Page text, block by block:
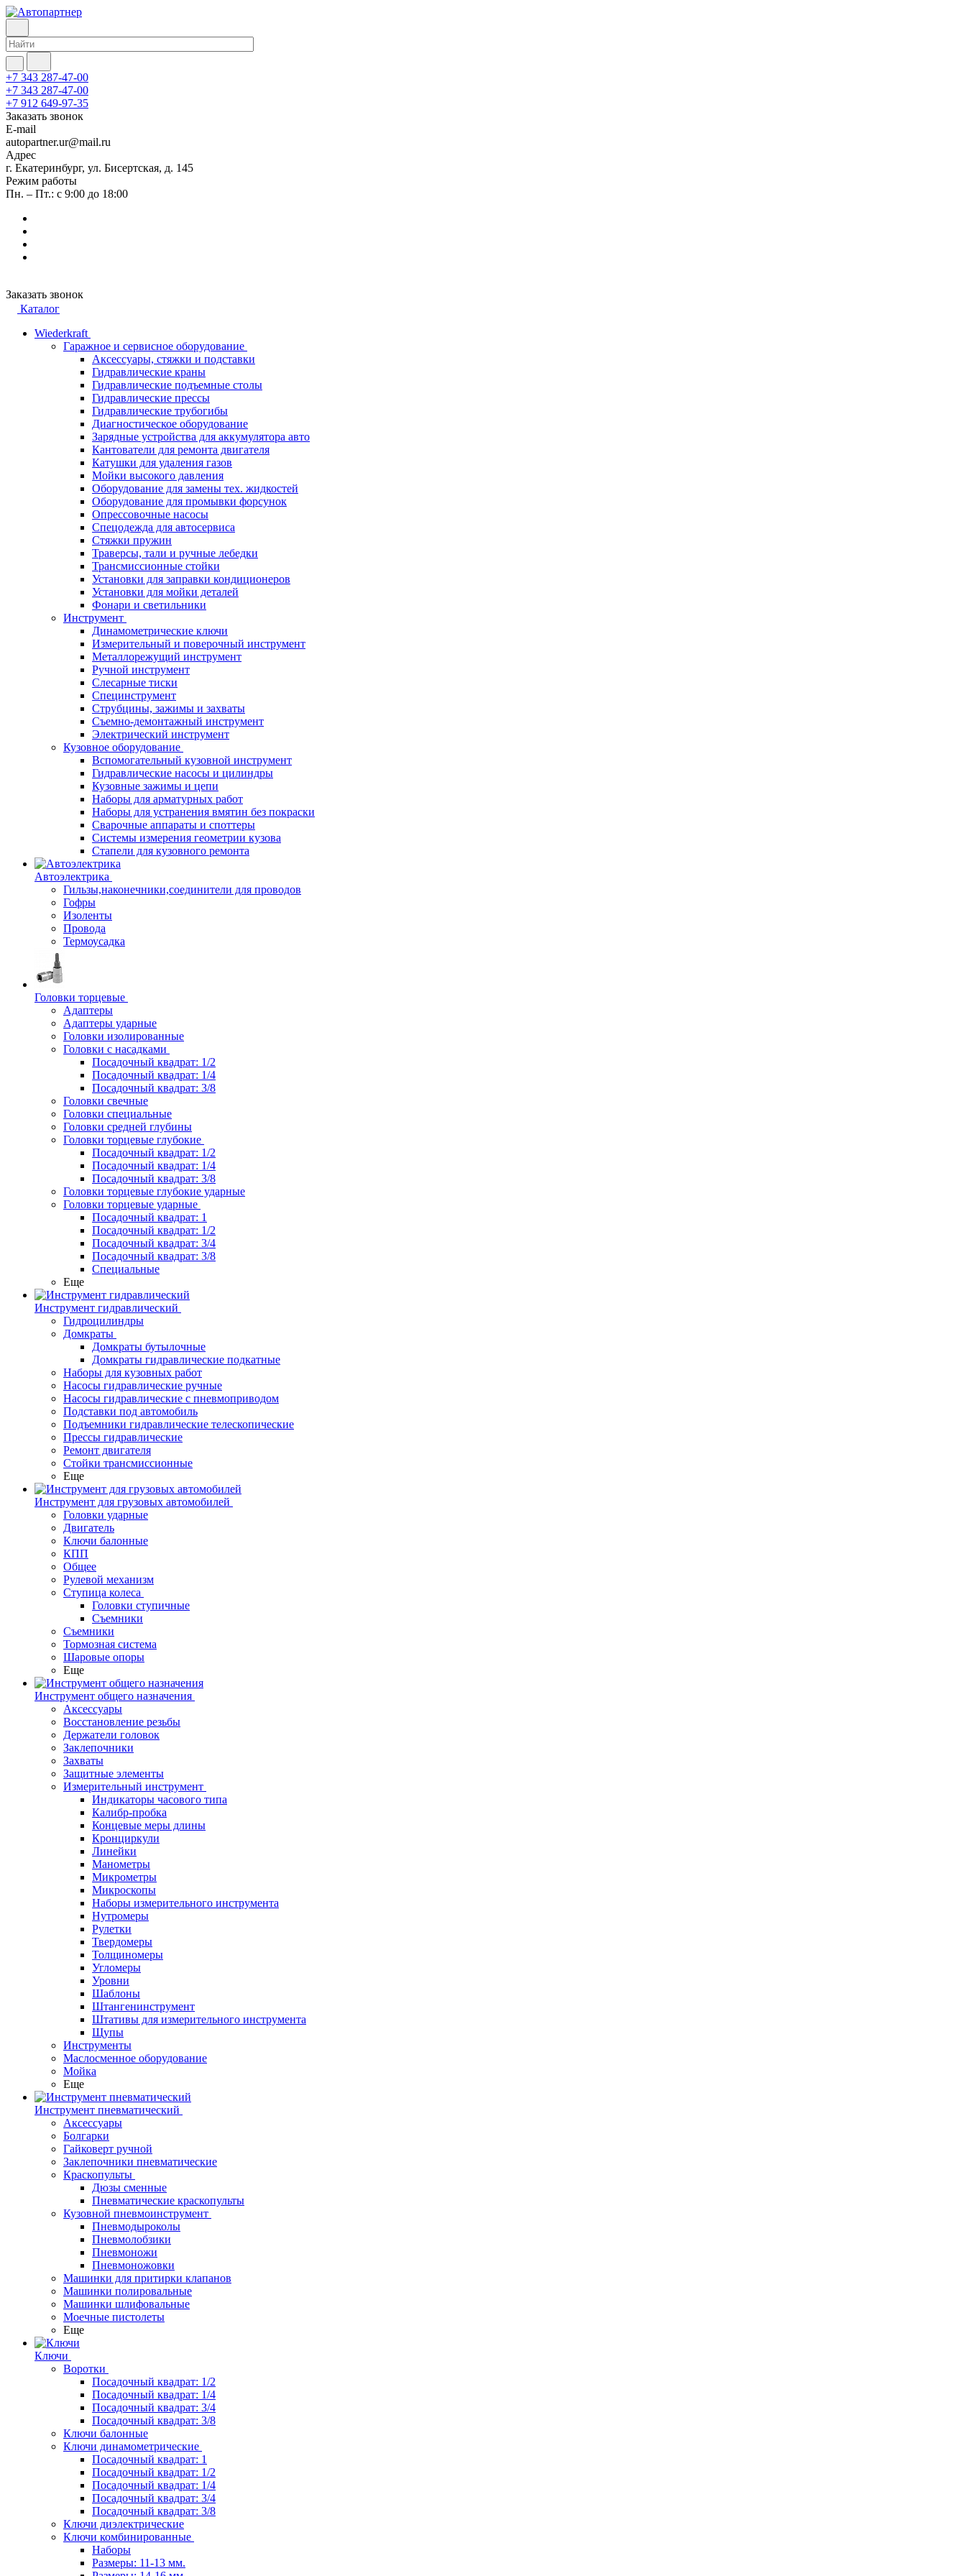
+7 343 287-47-00
+7 343 287-47-00
+7 912 649-97-35
Заказать звонок
E-mail
autopartner.ur@mail.ru
Адрес
г. Екатеринбург, ул. Бисертская, д. 145
Режим работы
Пн. – Пт.: с 9:00 до 18:00
Заказать звонок
Каталог
Wiederkraft
Гаражное и сервисное оборудование
Аксессуары, стяжки и подставки
Гидравлические краны
Гидравлические подъемные столы
Гидравлические прессы
Гидравлические трубогибы
Диагностическое оборудование
Зарядные устройства для аккумулятора авто
Кантователи для ремонта двигателя
Катушки для удаления газов
Мойки высокого давления
Оборудование для замены тех. жидкостей
Оборудование для промывки форсунок
Опрессовочные насосы
Спецодежда для автосервиса
Стяжки пружин
Траверсы, тали и ручные лебедки
Трансмиссионные стойки
Установки для заправки кондиционеров
Установки для мойки деталей
Фонари и светильники
Инструмент
Динамометрические ключи
Измерительный и поверочный инструмент
Металлорежущий инструмент
Ручной инструмент
Слесарные тиски
Специнструмент
Струбцины, зажимы и захваты
Съемно-демонтажный инструмент
Электрический инструмент
Кузовное оборудование
Вспомогательный кузовной инструмент
Гидравлические насосы и цилиндры
Кузовные зажимы и цепи
Наборы для арматурных работ
Наборы для устранения вмятин без покраски
Сварочные аппараты и споттеры
Системы измерения геометрии кузова
Стапели для кузовного ремонта
Автоэлектрика
Гильзы,наконечники,соединители для проводов
Гофры
Изоленты
Провода
Термоусадка
Головки торцевые
Адаптеры
Адаптеры ударные
Головки изолированные
Головки с насадками
Посадочный квадрат: 1/2
Посадочный квадрат: 1/4
Посадочный квадрат: 3/8
Головки свечные
Головки специальные
Головки средней глубины
Головки торцевые глубокие
Посадочный квадрат: 1/2
Посадочный квадрат: 1/4
Посадочный квадрат: 3/8
Головки торцевые глубокие ударные
Головки торцевые ударные
Посадочный квадрат: 1
Посадочный квадрат: 1/2
Посадочный квадрат: 3/4
Посадочный квадрат: 3/8
Специальные
Еще
Инструмент гидравлический
Гидроцилиндры
Домкраты
Домкраты бутылочные
Домкраты гидравлические подкатные
Наборы для кузовных работ
Насосы гидравлические ручные
Насосы гидравлические с пневмоприводом
Подставки под автомобиль
Подъемники гидравлические телескопические
Прессы гидравлические
Ремонт двигателя
Стойки трансмиссионные
Еще
Инструмент для грузовых автомобилей
Головки ударные
Двигатель
Ключи балонные
КПП
Общее
Рулевой механизм
Ступица колеса
Головки ступичные
Съемники
Съемники
Тормозная система
Шаровые опоры
Еще
Инструмент общего назначения
Аксессуары
Восстановление резьбы
Держатели головок
Заклепочники
Захваты
Защитные элементы
Измерительный инструмент
Индикаторы часового типа
Калибр-пробка
Концевые меры длины
Кронциркули
Линейки
Манометры
Микрометры
Микроскопы
Наборы измерительного инструмента
Нутромеры
Рулетки
Твердомеры
Толщиномеры
Угломеры
Уровни
Шаблоны
Штангенинструмент
Штативы для измерительного инструмента
Щупы
Инструменты
Маслосменное оборудование
Мойка
Еще
Инструмент пневматический
Аксессуары
Болгарки
Гайковерт ручной
Заклепочники пневматические
Краскопульты
Дюзы сменные
Пневматические краскопульты
Кузовной пневмоинструмент
Пневмодыроколы
Пневмолобзики
Пневмоножи
Пневмоножовки
Машинки для притирки клапанов
Машинки полировальные
Машинки шлифовальные
Моечные пистолеты
Еще
Ключи
Воротки
Посадочный квадрат: 1/2
Посадочный квадрат: 1/4
Посадочный квадрат: 3/4
Посадочный квадрат: 3/8
Ключи балонные
Ключи динамометрические
Посадочный квадрат: 1
Посадочный квадрат: 1/2
Посадочный квадрат: 1/4
Посадочный квадрат: 3/4
Посадочный квадрат: 3/8
Ключи диэлектрические
Ключи комбинированные
Наборы
Размеры: 11-13 мм.